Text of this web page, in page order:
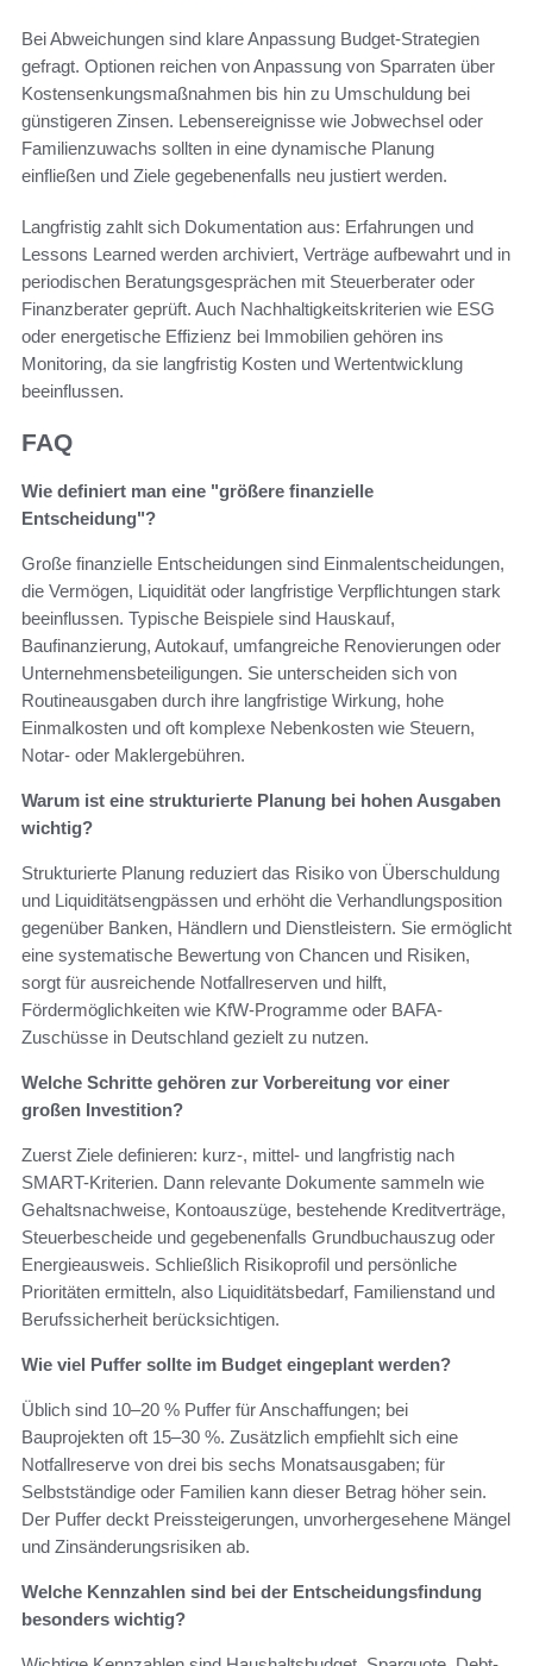
Bei Abweichungen sind klare Anpassung Budget‑Strategien
gefragt. Optionen reichen von Anpassung von Sparraten über
Kostensenkungsmaßnahmen bis hin zu Umschuldung bei
günstigeren Zinsen. Lebensereignisse wie Jobwechsel oder
Familienzuwachs sollten in eine dynamische Planung
einfließen und Ziele gegebenenfalls neu justiert werden.
Langfristig zahlt sich Dokumentation aus: Erfahrungen und
Lessons Learned werden archiviert, Verträge aufbewahrt und in
periodischen Beratungsgesprächen mit Steuerberater oder
Finanzberater geprüft. Auch Nachhaltigkeitskriterien wie ESG
oder energetische Effizienz bei Immobilien gehören ins
Monitoring, da sie langfristig Kosten und Wertentwicklung
beeinflussen.
FAQ
Wie definiert man eine "größere finanzielle
Entscheidung"?
Große finanzielle Entscheidungen sind Einmalentscheidungen,
die Vermögen, Liquidität oder langfristige Verpflichtungen stark
beeinflussen. Typische Beispiele sind Hauskauf,
Baufinanzierung, Autokauf, umfangreiche Renovierungen oder
Unternehmensbeteiligungen. Sie unterscheiden sich von
Routineausgaben durch ihre langfristige Wirkung, hohe
Einmalkosten und oft komplexe Nebenkosten wie Steuern,
Notar- oder Maklergebühren.
Warum ist eine strukturierte Planung bei hohen Ausgaben
wichtig?
Strukturierte Planung reduziert das Risiko von Überschuldung
und Liquiditätsengpässen und erhöht die Verhandlungsposition
gegenüber Banken, Händlern und Dienstleistern. Sie ermöglicht
eine systematische Bewertung von Chancen und Risiken,
sorgt für ausreichende Notfallreserven und hilft,
Fördermöglichkeiten wie KfW-Programme oder BAFA-
Zuschüsse in Deutschland gezielt zu nutzen.
Welche Schritte gehören zur Vorbereitung vor einer
großen Investition?
Zuerst Ziele definieren: kurz-, mittel- und langfristig nach
SMART-Kriterien. Dann relevante Dokumente sammeln wie
Gehaltsnachweise, Kontoauszüge, bestehende Kreditverträge,
Steuerbescheide und gegebenenfalls Grundbuchauszug oder
Energieausweis. Schließlich Risikoprofil und persönliche
Prioritäten ermitteln, also Liquiditätsbedarf, Familienstand und
Berufssicherheit berücksichtigen.
Wie viel Puffer sollte im Budget eingeplant werden?
Üblich sind 10–20 % Puffer für Anschaffungen; bei
Bauprojekten oft 15–30 %. Zusätzlich empfiehlt sich eine
Notfallreserve von drei bis sechs Monatsausgaben; für
Selbstständige oder Familien kann dieser Betrag höher sein.
Der Puffer deckt Preissteigerungen, unvorhergesehene Mängel
und Zinsänderungsrisiken ab.
Welche Kennzahlen sind bei der Entscheidungsfindung
besonders wichtig?